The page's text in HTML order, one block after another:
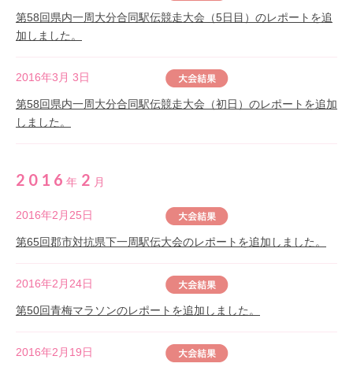
第58回県内一周大分合同駅伝競走大会（5日目）のレポートを追
加しました。
2016年3月 3日
第58回県内一周大分合同駅伝競走大会（初日）のレポートを追加
しました。
2016 年 2 月
2016年2月25日
第65回郡市対抗県下一周駅伝大会のレポートを追加しました。
2016年2月24日
第50回青梅マラソンのレポートを追加しました。
2016年2月19日